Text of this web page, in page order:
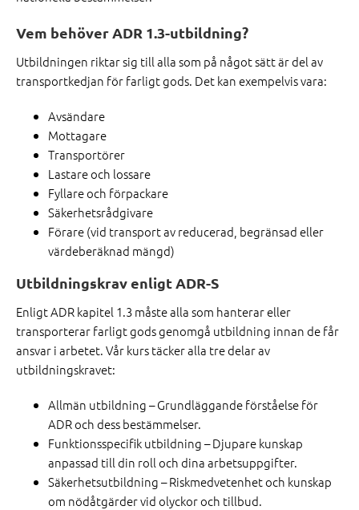
Vem behöver ADR 1.3-utbildning?
Utbildningen riktar sig till alla som på något sätt är del av
transportkedjan för farligt gods. Det kan exempelvis vara:
Avsändare
Mottagare
Transportörer
Lastare och lossare
Fyllare och förpackare
Säkerhetsrådgivare
Förare (vid transport av reducerad, begränsad eller
värdeberäknad mängd)
Utbildningskrav enligt ADR-S
Enligt ADR kapitel 1.3 måste alla som hanterar eller
transporterar farligt gods genomgå utbildning innan de får
ansvar i arbetet. Vår kurs täcker alla tre delar av
utbildningskravet:
Allmän utbildning – Grundläggande förståelse för
ADR och dess bestämmelser.
Funktionsspecifik utbildning – Djupare kunskap
anpassad till din roll och dina arbetsuppgifter.
Säkerhetsutbildning – Riskmedvetenhet och kunskap
om nödåtgärder vid olyckor och tillbud.